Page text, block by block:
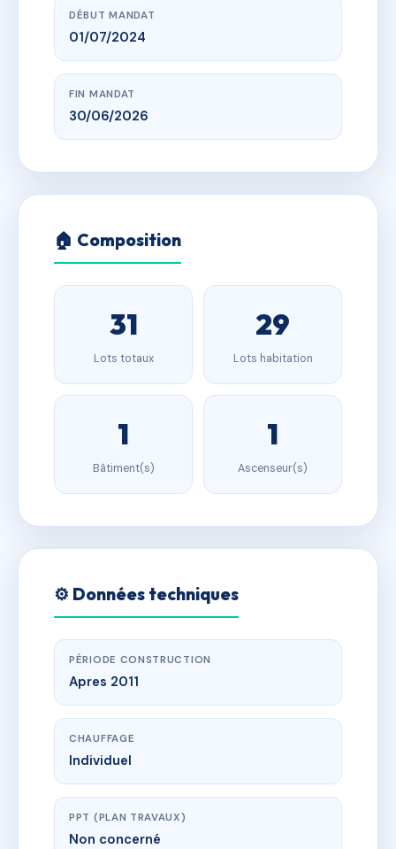
DÉBUT MANDAT
01/07/2024
FIN MANDAT
30/06/2026
🏠 Composition
31
Lots totaux
29
Lots habitation
1
Bâtiment(s)
1
Ascenseur(s)
⚙️ Données techniques
PÉRIODE CONSTRUCTION
Apres 2011
CHAUFFAGE
Individuel
PPT (PLAN TRAVAUX)
Non concerné